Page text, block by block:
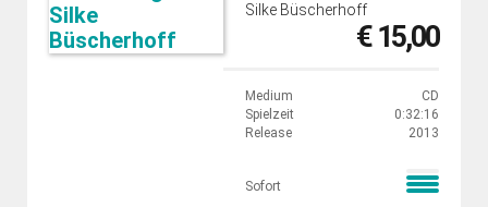
Silke Büscherhoff
€ 15,00
Medium
CD
Spielzeit
0:32:16
Release
2013
Sofort